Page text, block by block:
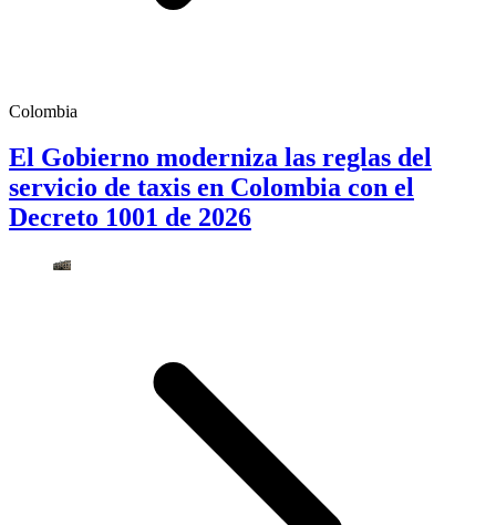
Colombia
El Gobierno moderniza las reglas del
servicio de taxis en Colombia con el
Decreto 1001 de 2026